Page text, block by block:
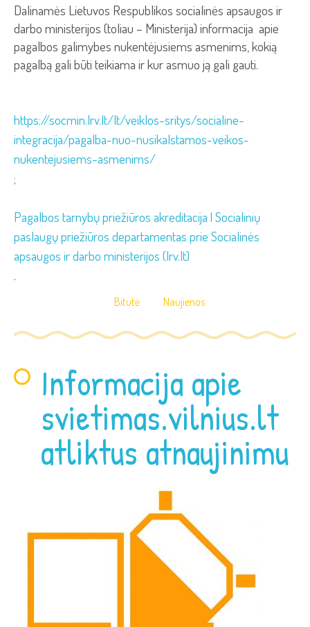
Dalinamės Lietuvos Respublikos socialinės apsaugos ir
darbo ministerijos (toliau – Ministerija) informacija apie
pagalbos galimybes nukentėjusiems asmenims, kokią
pagalbą gali būti teikiama ir kur asmuo ją gali gauti.
https://socmin.lrv.lt/lt/veiklos-sritys/socialine-
integracija/pagalba-nuo-nusikalstamos-veikos-
nukentejusiems-asmenims/
;
Pagalbos tarnybų priežiūros akreditacija | Socialinių
paslaugų priežiūros departamentas prie Socialinės
apsaugos ir darbo ministerijos (lrv.lt)
.
Bitutė Naujienos
Informacija apie
svietimas.vilnius.lt
atliktus atnaujinimu